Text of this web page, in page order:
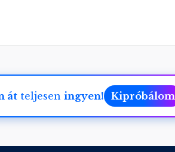
át teljesen ingyen! Kipróbálom